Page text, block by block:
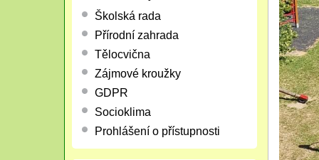
Školská rada
Přírodní zahrada
Tělocvična
Zájmové kroužky
GDPR
Socioklima
Prohlášení o přístupnosti